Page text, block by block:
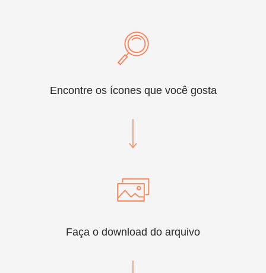
Encontre os ícones que você gosta
Faça o download do arquivo